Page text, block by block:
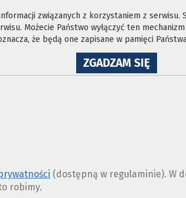
związanych z korzystaniem z
Możecie Państwo wyłączyć ten
że będą one zapisane w pamięci
ZGADZAM SIĘNA
(dostępną w regulaminie). W
robimy.